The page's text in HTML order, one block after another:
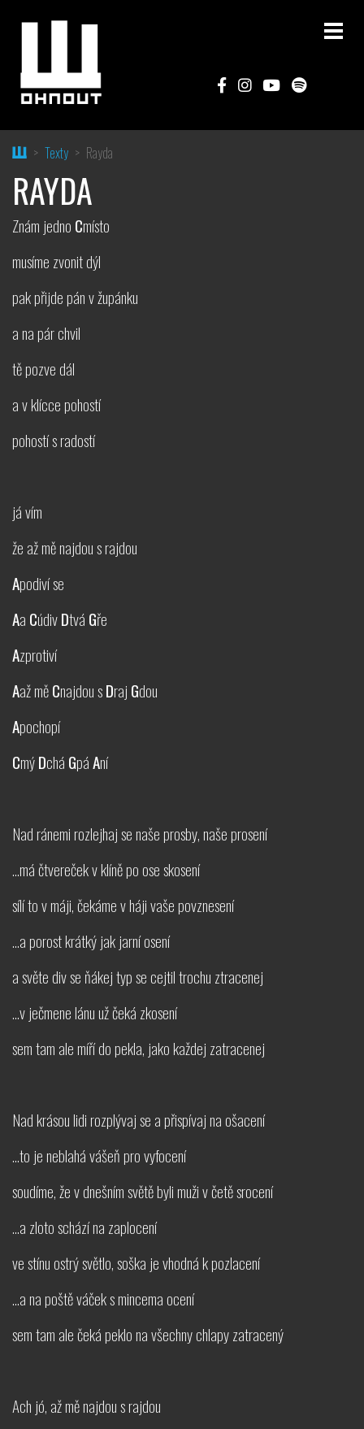
HomeTexty Rayda
RAYDA
Znám jedno Cmísto
musíme zvonit dýl
pak přijde pán v župánku
a na pár chvil
tě pozve dál
a v klícce pohostí
pohostí s radostí
já vím
že až mě najdou s rajdou
Apodiví se
Aa CúdivDtvá Gře
Azprotiví
Aaž měCnajdou sDraj Gdou
Apochopí
CmýDchá GpáAní
Nad ránemi rozlejhaj se naše prosby, naše prosení
...má čtvereček v klíně po ose skosení
sílí to v máji, čekáme v háji vaše povznesení
...a porost krátký jak jarní osení
a světe div se ňákej typ se cejtil trochu ztracenej
...v ječmene lánu už čeká zkosení
sem tam ale míří do pekla, jako každej zatracenej
Nad krásou lidi rozplývaj se a přispívaj na ošacení
...to je neblahá vášeň pro vyfocení
soudíme, že v dnešním světě byli muži v četě srocení
...a zloto schází na zaplocení
ve stínu ostrý světlo, soška je vhodná k pozlacení
...a na poště váček s mincema ocení
sem tam ale čeká peklo na všechny chlapy zatracený
Ach jó, až mě najdou s rajdou